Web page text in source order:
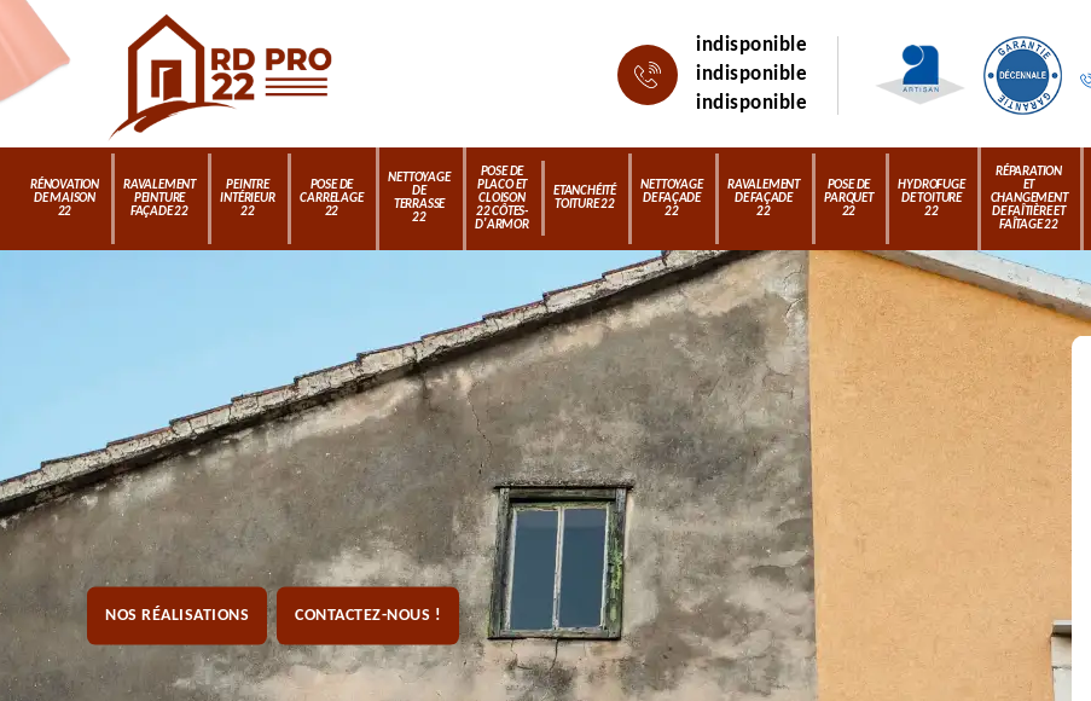
indisponible
indisponible
indisponible
RÉNOVATION
DE MAISON
22
RAVALEMENT
PEINTURE
FAÇADE 22
PEINTRE
INTÉRIEUR
22
POSE DE
CARRELAGE
22
NETTOYAGE
DE
TERRASSE
22
POSE DE
PLACO ET
CLOISON
22 CÔTES-
D'ARMOR
ETANCHÉITÉ
TOITURE 22
NETTOYAGE
DE FAÇADE
22
RAVALEMENT
DE FAÇADE
22
POSE DE
PARQUET
22
HYDROFUGE
DE TOITURE
22
RÉPARATION
ET
CHANGEMENT
DE FAÎTIÈRE ET
FAÎTAGE 22
NOS RÉALISATIONS CONTACTEZ-NOUS !